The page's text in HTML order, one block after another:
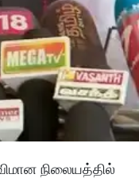
நிலையத்தில்